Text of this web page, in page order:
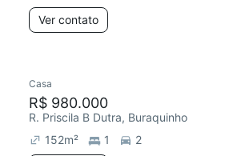
Ver contato
Casa
R$ 980.000
R. Priscila B Dutra, Buraquinho
152m² 1
2